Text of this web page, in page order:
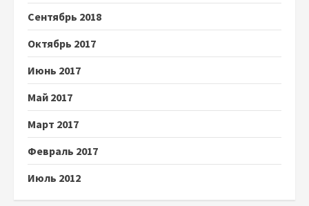
Сентябрь 2018
Октябрь 2017
Июнь 2017
Май 2017
Март 2017
Февраль 2017
Июль 2012